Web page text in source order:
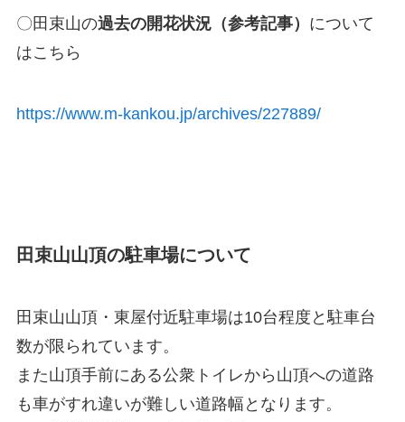
〇田束山の過去の開花状況（参考記事） について
はこちら
https://www.m-kankou.jp/archives/227889/
田束山山頂の駐車場について
田束山山頂・東屋付近駐車場は10台程度と駐車台
数が限られています。
また山頂手前にある公衆トイレから 山頂への道路
も車がすれ違いが難しい道路幅となります。